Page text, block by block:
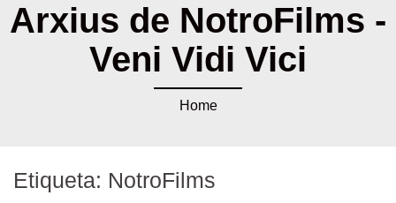
Arxius de NotroFilms -
Veni Vidi Vici
Home
Etiqueta: NotroFilms